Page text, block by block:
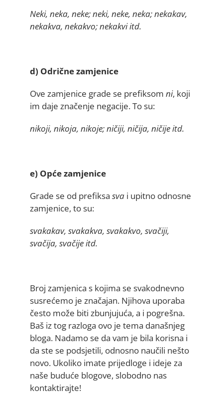
Neki, neka, neke; neki, neke, neka; nekakav,
nekakva, nekakvo; nekakvi itd.
d) Odrične zamjenice
Ove zamjenice grade se prefiksom ni, koji
im daje značenje negacije. To su:
nikoji, nikoja, nikoje; ničiji, ničija, ničije itd.
e) Opće zamjenice
Grade se od prefiksa sva i upitno odnosne
zamjenice, to su:
svakakav, svakakva, svakakvo, svačiji,
svačija, svačije itd.
Broj zamjenica s kojima se svakodnevno
susrećemo je značajan. Njihova uporaba
često može biti zbunjujuća, a i pogrešna.
Baš iz tog razloga ovo je tema današnjeg
bloga. Nadamo se da vam je bila korisna i
da ste se podsjetili, odnosno naučili nešto
novo. Ukoliko imate prijedloge i ideje za
naše buduće blogove, slobodno nas
kontaktirajte!